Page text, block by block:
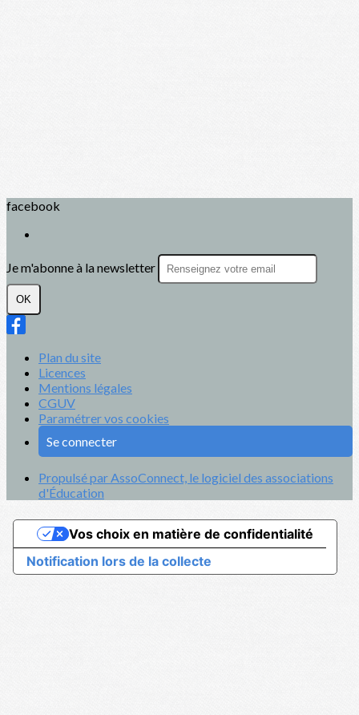
facebook
Je m'abonne à la newsletter
OK
Plan du site
Licences
Mentions légales
CGUV
Paramétrer vos cookies
Se connecter
Propulsé par AssoConnect, le logiciel des associations
d'Éducation
Notification lors de la collecte
Vos choix en matière de confidentialité